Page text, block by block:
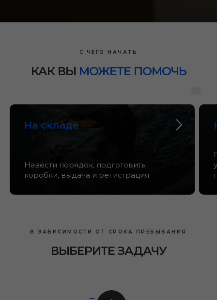
С ЧЕГО НАЧАТЬ
КАК ВЫ МОЖЕТЕ ПОМОЧЬ
На складе
Навести порядок, подготовить
коробки, выдача и регистрация
В ЗАВИСИМОСТИ ОТ СРОКА ПРЕБЫВАНИЯ
ВЫБЕРИТЕ ЗАДАЧУ